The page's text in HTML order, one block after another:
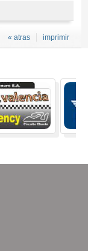
imprimir
« atras